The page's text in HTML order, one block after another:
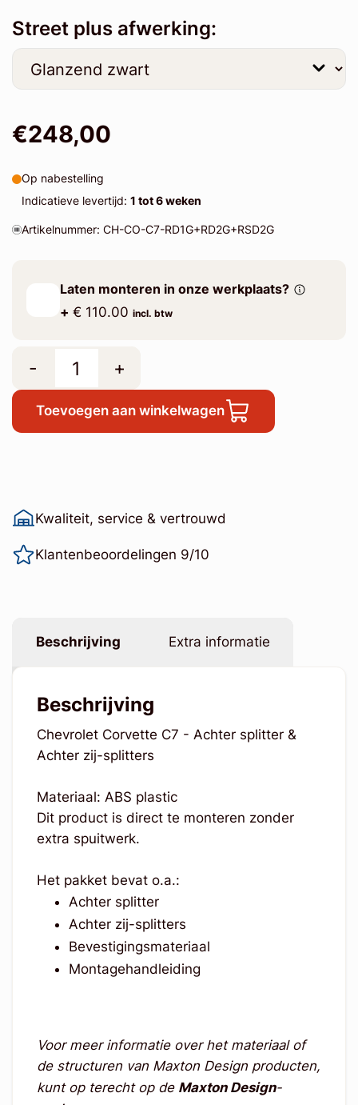
Street plus afwerking:
€248,00
Op nabestelling
Indicatieve levertijd: 1 tot 6 weken
Artikelnummer: CH-CO-C7-RD1G+RD2G+RSD2G
Laten monteren in onze werkplaats?
+ € 110.00 incl. btw
- +
Toevoegen aan winkelwagen
Kwaliteit, service & vertrouwd
Klantenbeoordelingen 9/10
Beschrijving Extra informatie
Beschrijving
Chevrolet Corvette C7 - Achter splitter &
Achter zij-splitters
Materiaal: ABS plastic
Dit product is direct te monteren zonder
extra spuitwerk.
Het pakket bevat o.a.:
Achter splitter
Achter zij-splitters
Bevestigingsmateriaal
Montagehandleiding
Voor meer informatie over het materiaal of
de structuren van Maxton Design producten,
kunt op terecht op de Maxton Design-